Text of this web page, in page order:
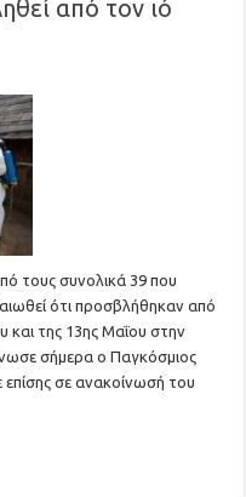
από τον ιό
τους συνολικά 39 που
ότι προσβλήθηκαν από
και της 13ης Μαΐου στην
σήμερα ο Παγκόσμιος
επίσης σε ανακοίνωσή του